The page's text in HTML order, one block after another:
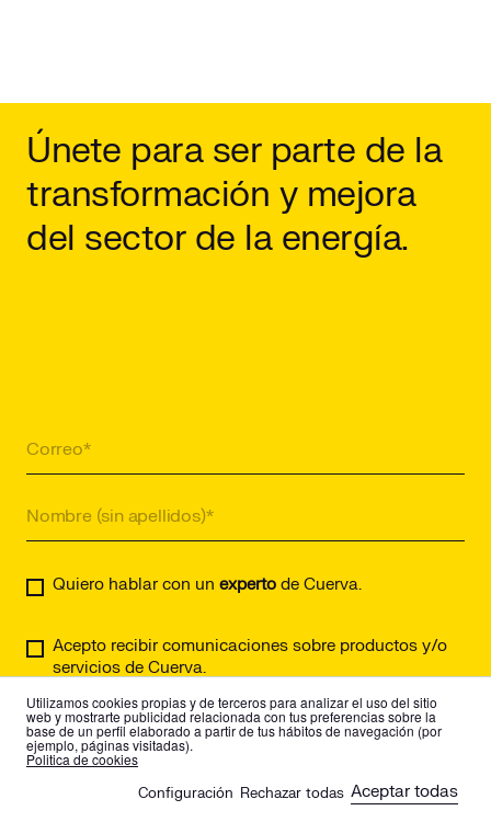
Utilizamos cookies propias y de terceros para analizar el uso del sitio
web y mostrarte publicidad relacionada con tus preferencias sobre la
base de un perfil elaborado a partir de tus hábitos de navegación (por
ejemplo, páginas visitadas).
Politica de cookies
Configuración Aceptar todas
Rechazar todas
es en
Únete para ser parte de la
transformación y mejora
del sector de la energía.
Quiero hablar con un experto de Cuerva.
Acepto recibir comunicaciones sobre productos y/o
servicios de Cuerva.
Suscríbete y recibe historias relacionadas con la transformación
energética, artículos de nuestros expertos y recursos